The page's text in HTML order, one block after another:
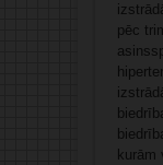
pēc
kurām